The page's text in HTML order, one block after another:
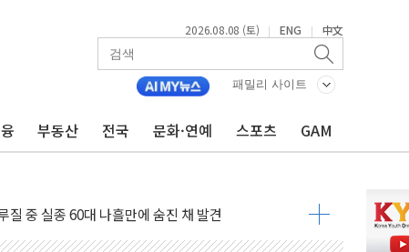
2026.08.08 (토) | ENG | 中文
패밀리 사이트
부동산 전국 문화·연예 스포츠 GAM
대 환경미화원 수거차에 치여 사망
기 난동…60대 남성 2명 숨져
모터보트 전복…1명 사망·1명 실종
기림의 날 참석..."국제적 시민 연대로 목소리 내야"
흉기 살해 10대 아들 체포
뻔' 받아친 정청래…제주 연설서 신경전 고조